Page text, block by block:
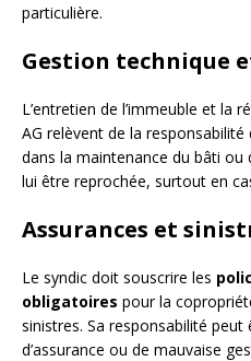
particulière.
Gestion technique
L’entretien de l’immeuble et la
AG relèvent de la
dans la maintenance du bâti ou
lui être reprochée, surtout en
Assurances et
Le syndic doit souscrire les
obligatoires pour la
sinistres. Sa responsabilité
d’assurance ou de mauvaise